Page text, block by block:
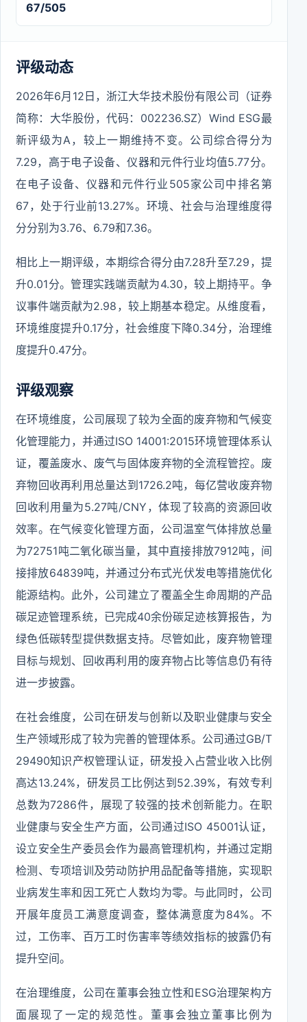
67/505
评级动态
2026年6月12日，浙江大华技术股份有限公司（证券
简称：大华股份，代码：002236.SZ）Wind ESG最
新评级为A，较上一期维持不变。公司综合得分为
7.29，高于电子设备、仪器和元件行业均值5.77分。
在电子设备、仪器和元件行业505家公司中排名第
67，处于行业前13.27%。环境、社会与治理维度得
分分别为3.76、6.79和7.36。
相比上一期评级，本期综合得分由7.28升至7.29，提
升0.01分。管理实践端贡献为4.30，较上期持平。争
议事件端贡献为2.98，较上期基本稳定。从维度看，
环境维度提升0.17分，社会维度下降0.34分，治理维
度提升0.47分。
评级观察
在环境维度，公司展现了较为全面的废弃物和气候变
化管理能力，并通过ISO 14001:2015环境管理体系认
证，覆盖废水、废气与固体废弃物的全流程管控。废
弃物回收再利用总量达到1726.2吨，每亿营收废弃物
回收利用量为5.27吨/CNY，体现了较高的资源回收
效率。在气候变化管理方面，公司温室气体排放总量
为72751吨二氧化碳当量，其中直接排放7912吨，间
接排放64839吨，并通过分布式光伏发电等措施优化
能源结构。此外，公司建立了覆盖全生命周期的产品
碳足迹管理系统，已完成40余份碳足迹核算报告，为
绿色低碳转型提供数据支持。尽管如此，废弃物管理
目标与规划、回收再利用的废弃物占比等信息仍有待
进一步披露。
在社会维度，公司在研发与创新以及职业健康与安全
生产领域形成了较为完善的管理体系。公司通过GB/T
29490知识产权管理认证，研发投入占营业收入比例
高达13.24%，研发员工比例达到52.39%，有效专利
总数为7286件，展现了较强的技术创新能力。在职
业健康与安全生产方面，公司通过ISO 45001认证，
设立安全生产委员会作为最高管理机构，并通过定期
检测、专项培训及劳动防护用品配备等措施，实现职
业病发生率和因工死亡人数均为零。与此同时，公司
开展年度员工满意度调查，整体满意度为84%。不
过，工伤率、百万工时伤害率等绩效指标的披露仍有
提升空间。
在治理维度，公司在董事会独立性和ESG治理架构方
面展现了一定的规范性。董事会独立董事比例为